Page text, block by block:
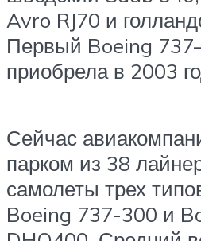
Avro RJ70 и
Первый Boeing
приобрела в 2003
Сейчас
парком из 38
самолеты трех
Boeing 737-300 и